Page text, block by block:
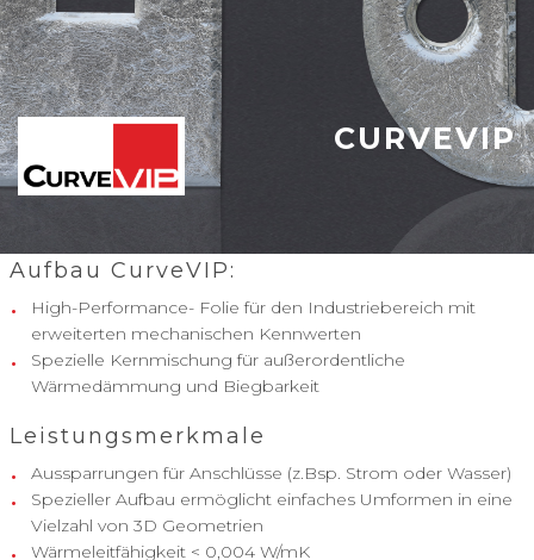
CURVEVIP
Aufbau CurveVIP:
High-Performance- Folie für den Industriebereich mit
erweiterten mechanischen Kennwerten
Spezielle Kernmischung für außerordentliche
Wärmedämmung und Biegbarkeit
Leistungsmerkmale
Aussparrungen für Anschlüsse (z.Bsp. Strom oder Wasser)
Spezieller Aufbau ermöglicht einfaches Umformen in eine
Vielzahl von 3D Geometrien
Wärmeleitfähigkeit < 0,004 W/mK